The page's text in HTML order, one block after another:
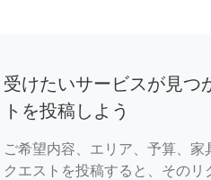
受けたいサービスが見つ
トを投稿しよう
ご希望内容、エリア、予算、家
クエストを投稿すると、その